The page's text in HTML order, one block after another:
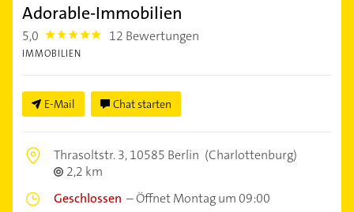
Adorable-Immobilien
5,0 5.0 12 Bewertungen
IMMOBILIEN
E-Mail Chat starten
Thrasoltstr. 3,10585 Berlin (Charlottenburg)
2,2 km
Geschlossen –Öffnet Montag um 09:00